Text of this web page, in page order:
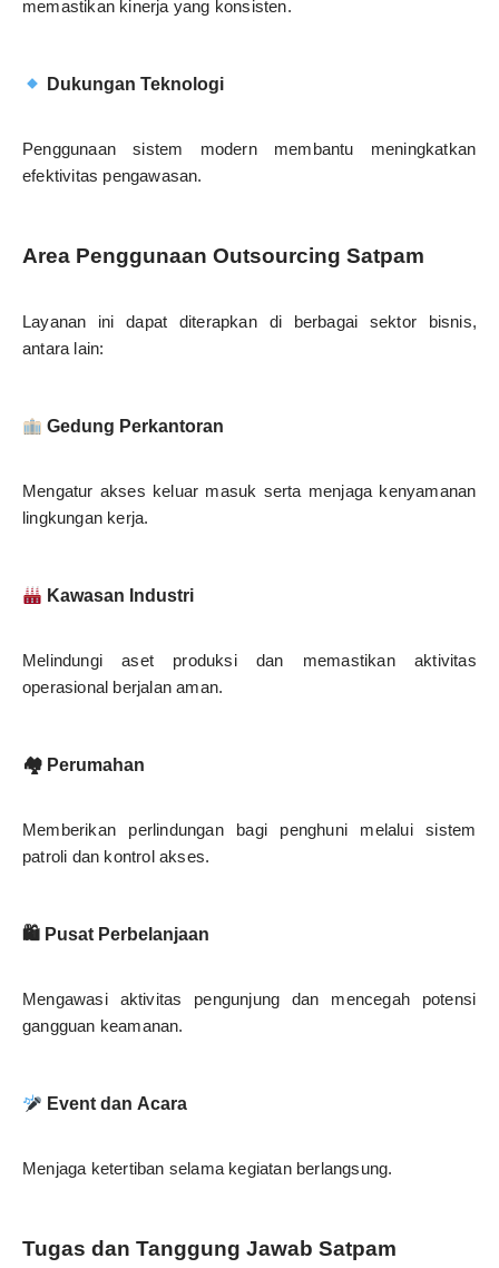
memastikan kinerja yang konsisten.
Dukungan Teknologi
Penggunaan sistem modern membantu meningkatkan
efektivitas pengawasan.
Area Penggunaan Outsourcing Satpam
Layanan ini dapat diterapkan di berbagai sektor bisnis,
antara lain:
Gedung Perkantoran
Mengatur akses keluar masuk serta menjaga kenyamanan
lingkungan kerja.
Kawasan Industri
Melindungi aset produksi dan memastikan aktivitas
operasional berjalan aman.
🏘 Perumahan
Memberikan perlindungan bagi penghuni melalui sistem
patroli dan kontrol akses.
🛍 Pusat Perbelanjaan
Mengawasi aktivitas pengunjung dan mencegah potensi
gangguan keamanan.
Event dan Acara
Menjaga ketertiban selama kegiatan berlangsung.
Tugas dan Tanggung Jawab Satpam